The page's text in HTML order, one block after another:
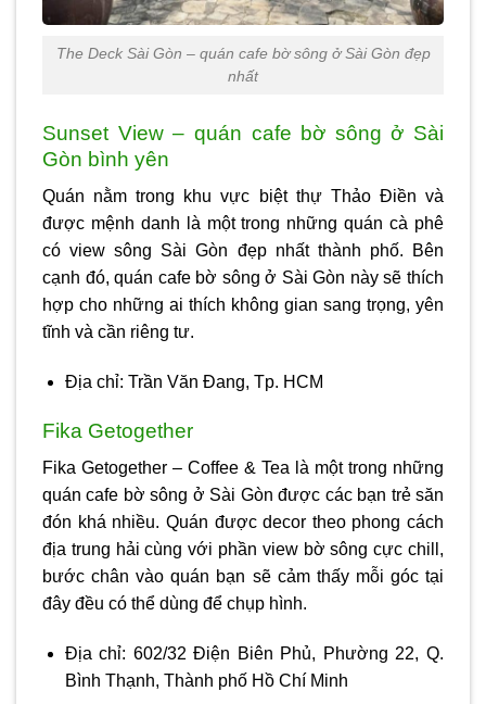
The Deck Sài Gòn – quán cafe bờ sông ở Sài Gòn đẹp
nhất
Sunset View – quán cafe bờ sông ở Sài
Gòn bình yên
Quán nằm trong khu vực biệt thự Thảo Điền và
được mệnh danh là một trong những quán cà phê
có view sông Sài Gòn đẹp nhất thành phố. Bên
cạnh đó,quán cafe bờ sông ở Sài Gòn này sẽ thích
hợp cho những ai thích không gian sang trọng, yên
tĩnh và cần riêng tư.
Địa chỉ: Trần Văn Đang, Tp. HCM
Fika Getogether
Fika Getogether – Coffee & Tea là một trong những
quán cafe bờ sông ở Sài Gòn được các bạn trẻ săn
đón khá nhiều. Quán được decor theo phong cách
địa trung hải cùng với phần view bờ sông cực chill,
bước chân vào quán bạn sẽ cảm thấy mỗi góc tại
đây đều có thể dùng để chụp hình.
Địa chỉ: 602/32 Điện Biên Phủ, Phường 22, Q.
Bình Thạnh, Thành phố Hồ Chí Minh